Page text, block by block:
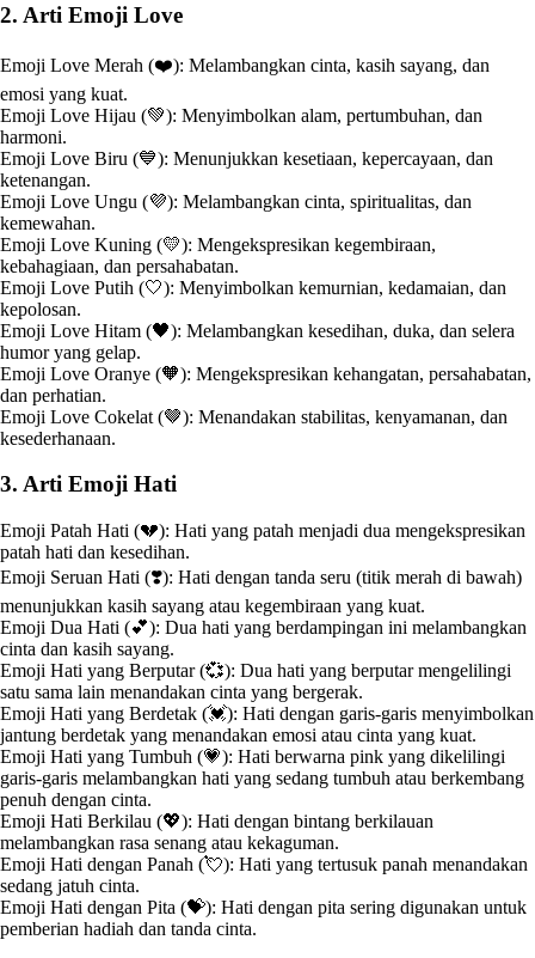
2. Arti Emoji Love
Emoji Love Merah (❤️): Melambangkan cinta, kasih sayang, dan
emosi yang kuat.
Emoji Love Hijau (💚): Menyimbolkan alam, pertumbuhan, dan
harmoni.
Emoji Love Biru (💙): Menunjukkan kesetiaan, kepercayaan, dan
ketenangan.
Emoji Love Ungu (💜): Melambangkan cinta, spiritualitas, dan
kemewahan.
Emoji Love Kuning (💛): Mengekspresikan kegembiraan,
kebahagiaan, dan persahabatan.
Emoji Love Putih (🤍): Menyimbolkan kemurnian, kedamaian, dan
kepolosan.
Emoji Love Hitam (🖤): Melambangkan kesedihan, duka, dan selera
humor yang gelap.
Emoji Love Oranye (🧡): Mengekspresikan kehangatan, persahabatan,
dan perhatian.
Emoji Love Cokelat (🤎): Menandakan stabilitas, kenyamanan, dan
kesederhanaan.
3. Arti Emoji Hati
Emoji Patah Hati (💔): Hati yang patah menjadi dua mengekspresikan
patah hati dan kesedihan.
Emoji Seruan Hati (❣️): Hati dengan tanda seru (titik merah di bawah)
menunjukkan kasih sayang atau kegembiraan yang kuat.
Emoji Dua Hati (💕): Dua hati yang berdampingan ini melambangkan
cinta dan kasih sayang.
Emoji Hati yang Berputar (💞): Dua hati yang berputar mengelilingi
satu sama lain menandakan cinta yang bergerak.
Emoji Hati yang Berdetak (💓): Hati dengan garis-garis menyimbolkan
jantung berdetak yang menandakan emosi atau cinta yang kuat.
Emoji Hati yang Tumbuh (💗): Hati berwarna pink yang dikelilingi
garis-garis melambangkan hati yang sedang tumbuh atau berkembang
penuh dengan cinta.
Emoji Hati Berkilau (💖): Hati dengan bintang berkilauan
melambangkan rasa senang atau kekaguman.
Emoji Hati dengan Panah (💘): Hati yang tertusuk panah menandakan
sedang jatuh cinta.
Emoji Hati dengan Pita (💝): Hati dengan pita sering digunakan untuk
pemberian hadiah dan tanda cinta.